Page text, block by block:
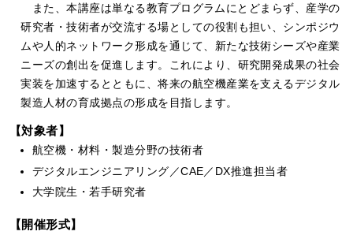
また、本講座は単なる教育プログラムにとどまらず、産学の
研究者・技術者が交流する場としての役割も担い、シンポジウ
ムや人的ネットワーク形成を通じて、新たな技術シーズや産業
ニーズの創出を促進します。これにより、研究開発成果の社会
実装を加速するとともに、将来の航空機産業を支えるデジタル
製造人材の育成拠点の形成を目指します。
【対象者】
航空機・材料・製造分野の技術者
デジタルエンジニアリング／CAE／DX推進担当者
大学院生・若手研究者
【開催形式】